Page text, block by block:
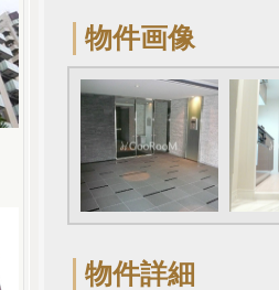
物件画像
物件詳細